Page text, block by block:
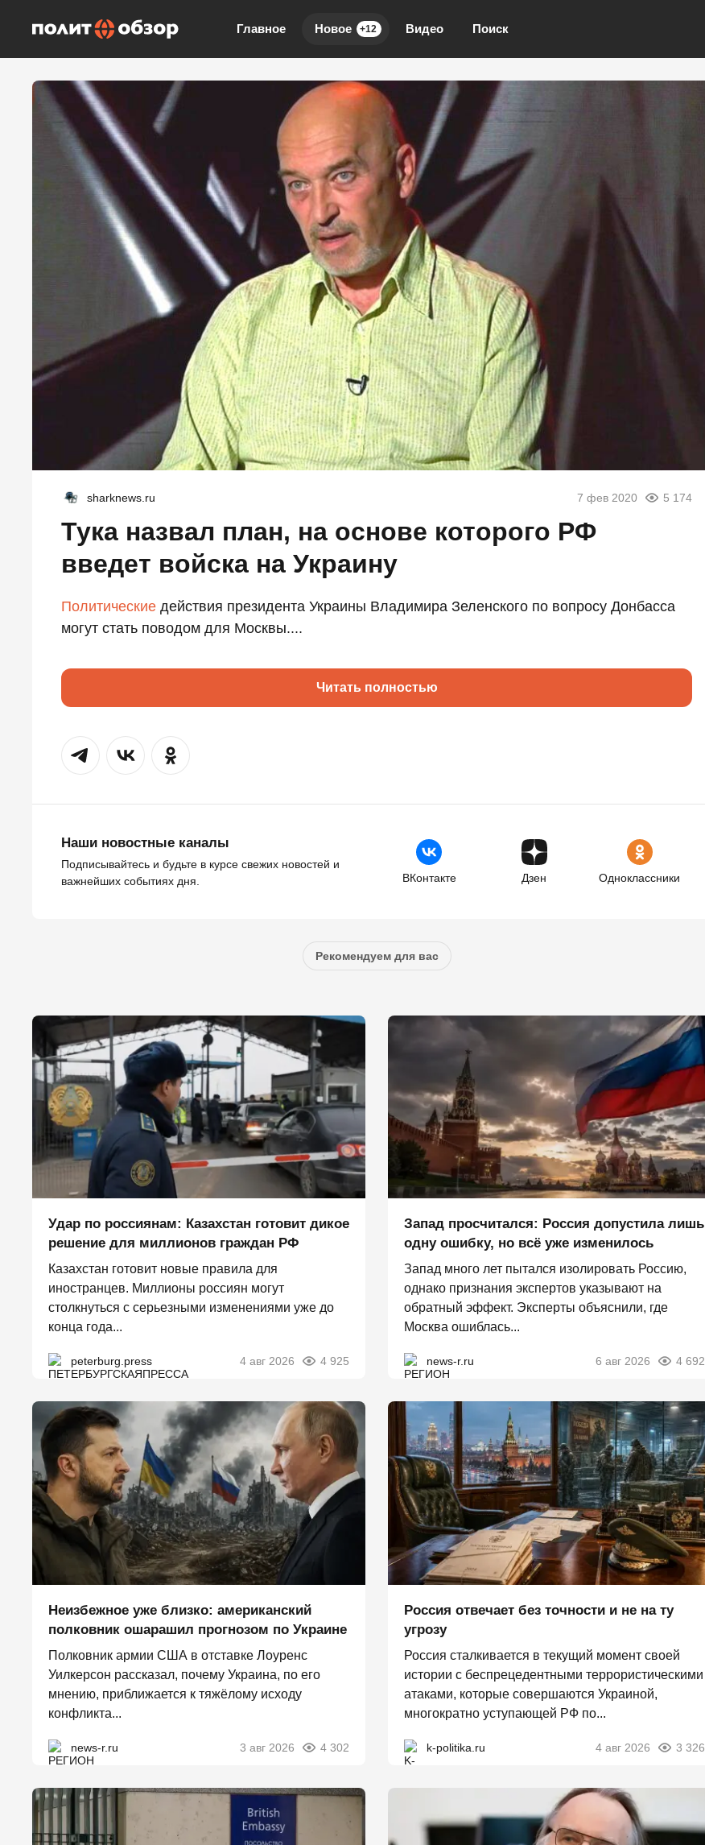
Главное Новое +12 Видео Поиск
sharknews.ru 7 фев 2020 5 174
Тука назвал план, на основе которого РФ
введет войска на Украину
Политические действия президента Украины Владимира Зеленского по вопросу Донбасса
могут стать поводом для Москвы....
Читать полностью
Наши новостные каналы
Подписывайтесь и будьте в курсе свежих новостей и
важнейших событиях дня.
ВКонтакте Дзен Одноклассники
Рекомендуем для вас
Удар по россиянам: Казахстан готовит дикое
решение для миллионов граждан РФ
Казахстан готовит новые правила для
иностранцев. Миллионы россиян могут
столкнуться с серьезными изменениями уже до
конца года...
peterburg.press 4 авг 2026 4 925
Запад просчитался: Россия допустила лишь
одну ошибку, но всё уже изменилось
Запад много лет пытался изолировать Россию,
однако признания экспертов указывают на
обратный эффект. Эксперты объяснили, где
Москва ошиблась...
news-r.ru 6 авг 2026 4 692
Неизбежное уже близко: американский
полковник ошарашил прогнозом по Украине
Полковник армии США в отставке Лоуренс
Уилкерсон рассказал, почему Украина, по его
мнению, приближается к тяжёлому исходу
конфликта...
news-r.ru 3 авг 2026 4 302
Россия отвечает без точности и не на ту
угрозу
Россия сталкивается в текущий момент своей
истории с беспрецедентными террористическими
атаками, которые совершаются Украиной,
многократно уступающей РФ по...
k-politika.ru 4 авг 2026 3 326